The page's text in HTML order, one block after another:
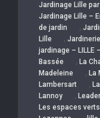
Jardinage Lille
Jardinage Lille –
de jardin
,
Lille
,
jardinage – LILLE
Bassée
, La
Madeleine
, La
Lambersart ,
Lannoy ,
Les espaces